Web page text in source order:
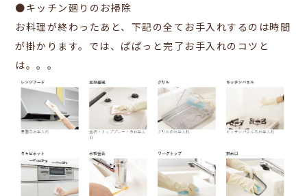
●キッチン廻りのお掃除
お料理が終わったあと、下記の全てお手入れするのは時間
が掛かります。では、ぱぱっと完了お手入れのコツと
は。。。